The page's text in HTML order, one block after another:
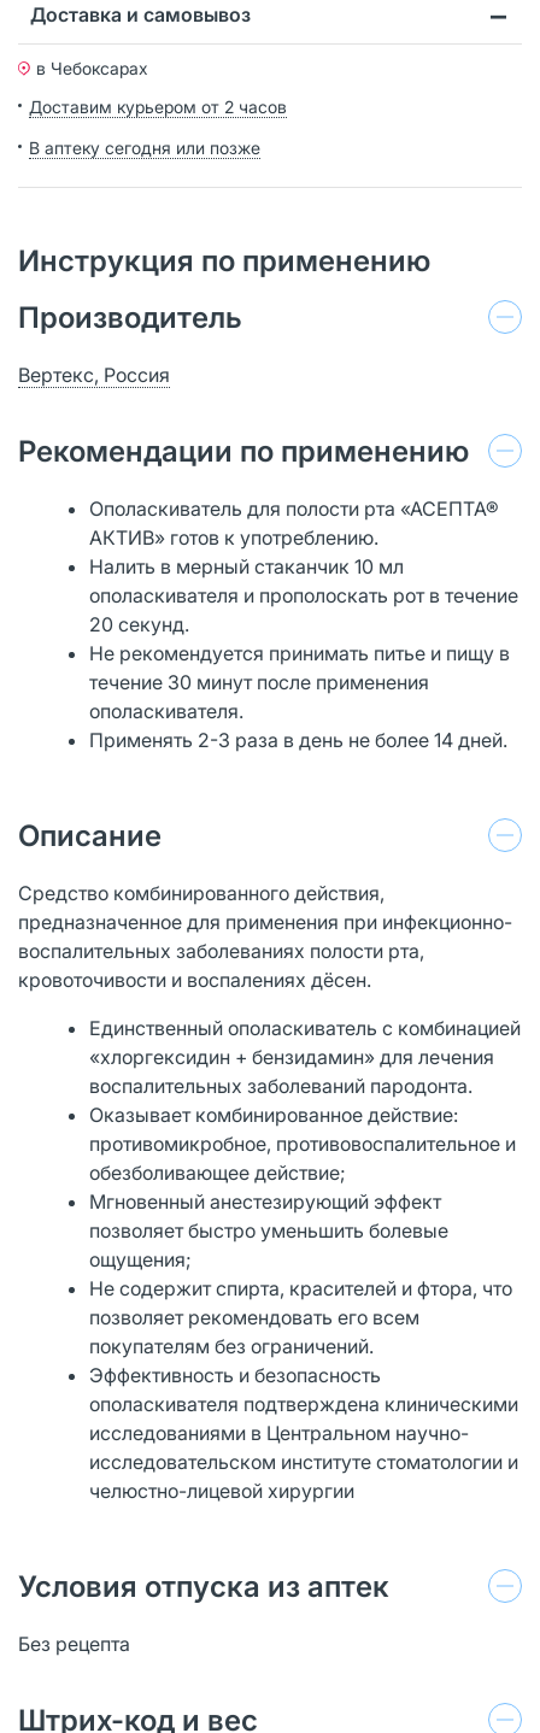
Доставка и самовывоз
в Чебоксарах
Доставим курьером от 2 часов
В аптеку сегодня или позже
Инструкция по применению
Производитель
Вертекс, Россия
Рекомендации по применению
Ополаскиватель для полости рта «АСЕПТА®
АКТИВ» готов к употреблению.
Налить в мерный стаканчик 10 мл
ополаскивателя и прополоскать рот в течение
20 секунд.
Не рекомендуется принимать питье и пищу в
течение 30 минут после применения
ополаскивателя.
Применять 2-3 раза в день не более 14 дней.
Описание
Средство комбинированного действия,
предназначенное для применения при инфекционно-
воспалительных заболеваниях полости рта,
кровоточивости и воспалениях дёсен.
Единственный ополаскиватель с комбинацией
«хлоргексидин + бензидамин» для лечения
воспалительных заболеваний пародонта.
Оказывает комбинированное действие:
противомикробное, противовоспалительное и
обезболивающее действие;
Мгновенный анестезирующий эффект
позволяет быстро уменьшить болевые
ощущения;
Не содержит спирта, красителей и фтора, что
позволяет рекомендовать его всем
покупателям без ограничений.
Эффективность и безопасность
ополаскивателя подтверждена клиническими
исследованиями в Центральном научно-
исследовательском институте стоматологии и
челюстно-лицевой хирургии
Условия отпуска из аптек
Без рецепта
Штрих-код и вес